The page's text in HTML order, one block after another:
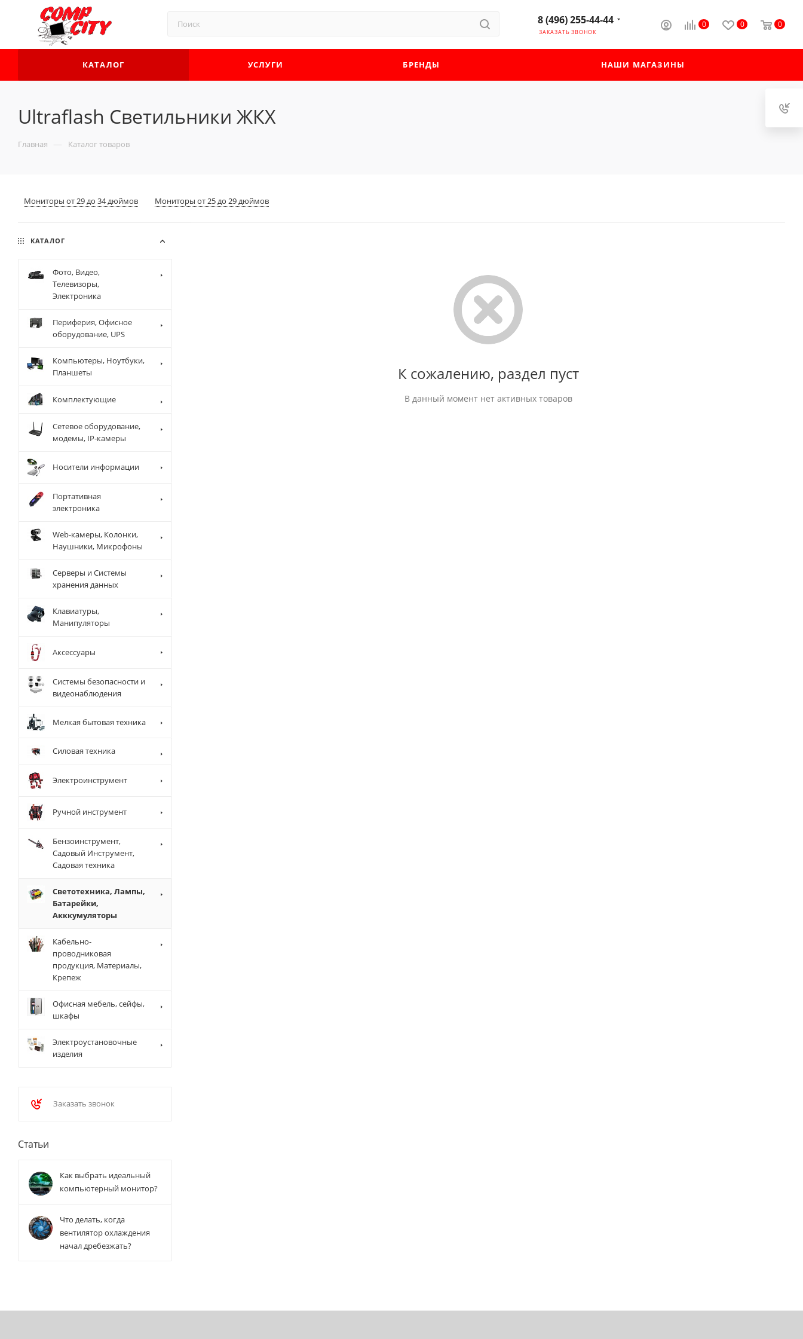
0 0 0
8 (496) 255-44-44
ЗАКАЗАТЬ ЗВОНОК
КАТАЛОГ УСЛУГИ БРЕНДЫ НАШИ МАГАЗИНЫ
Ultraflash Светильники ЖКХ
Главная — Каталог товаров
Мониторы от 29 до 34 дюймов Мониторы от 25 до 29 дюймов
К сожалению, раздел пуст
В данный момент нет активных товаров
КАТАЛОГ
Фото, Видео,
Телевизоры,
Электроника
Периферия, Офисное
оборудование, UPS
Компьютеры, Ноутбуки,
Планшеты
Комплектующие
Сетевое оборудование,
модемы, IP-камеры
Носители информации
Портативная
электроника
Web-камеры, Колонки,
Наушники, Микрофоны
Серверы и Системы
хранения данных
Клавиатуры,
Манипуляторы
Аксессуары
Системы безопасности и
видеонаблюдения
Мелкая бытовая техника
Силовая техника
Электроинструмент
Ручной инструмент
Бензоинструмент,
Садовый Инструмент,
Садовая техника
Светотехника, Лампы,
Батарейки,
Акккумуляторы
Кабельно-
проводниковая
продукция, Материалы,
Крепеж
Офисная мебель, сейфы,
шкафы
Электроустановочные
изделия
Заказать звонок
Статьи
Как выбрать идеальный
компьютерный монитор?
Что делать, когда
вентилятор охлаждения
начал дребезжать?